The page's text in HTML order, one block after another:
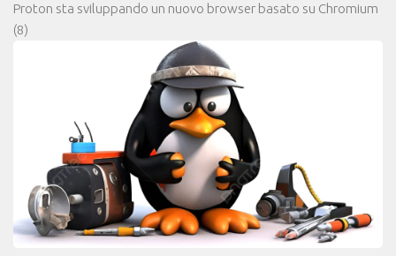
Proton sta sviluppando un nuovo browser basato su Chromium
(8)